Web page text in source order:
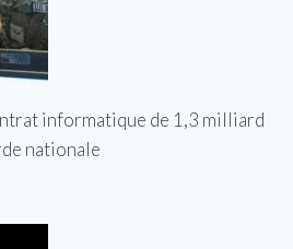
informatique de 1,3 milliard
nationale